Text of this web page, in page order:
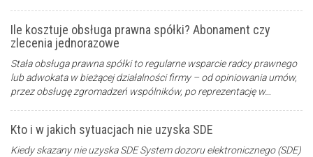
Ile kosztuje obsługa prawna spółki? Abonament czy
zlecenia jednorazowe
Stała obsługa prawna spółki to regularne wsparcie radcy prawnego
lub adwokata w bieżącej działalności firmy – od opiniowania umów,
przez obsługę zgromadzeń wspólników, po reprezentację w…
Kto i w jakich sytuacjach nie uzyska SDE
Kiedy skazany nie uzyska SDE System dozoru elektronicznego (SDE)